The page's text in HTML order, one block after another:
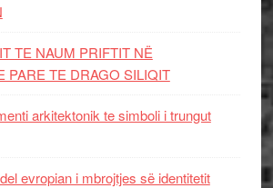
TE NAUM PRIFTIT NË
PARE TE DRAGO SILIQIT
arkitektonik te simboli i trungut
evropian i mbrojtjes së identitetit